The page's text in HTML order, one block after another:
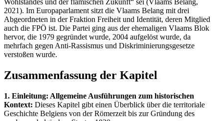
Wohlstandes und der flämischen Zukunft“ sei (Vlaams Belang,
2021). Im Europaparlament sitzt die Vlaams Belang mit drei
Abgeordneten in der Fraktion Freiheit und Identität, deren Mitglied
auch die FPÖ ist. Die Partei ging aus der ehemaligen Vlaams Blok
hervor, die 1979 gegründet wurde, 2004 aufgelöst wurde, da
mehrfach gegen Anti-Rassismus und Diskriminierungsgesetze
verstoßen wurde.
Zusammenfassung der Kapitel
1. Einleitung: Allgemeine Ausführungen zum historischen
Kontext: Dieses Kapitel gibt einen Überblick über die territoriale
Geschichte Belgiens von der Römerzeit bis zur Gründung des